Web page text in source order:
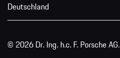
Deutschland
© 2026 Dr. Ing. h.c. F. Porsche AG.